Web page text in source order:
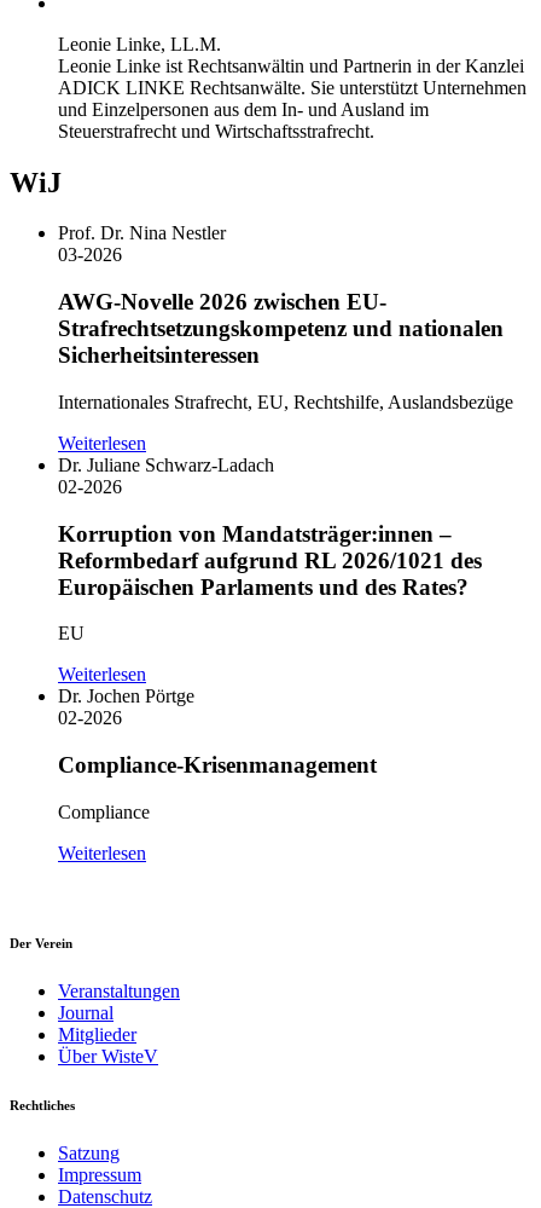
Leonie Linke, LL.M.
Leonie Linke ist Rechtsanwältin und Partnerin in der Kanzlei
ADICK LINKE Rechtsanwälte. Sie unterstützt Unternehmen
und Einzelpersonen aus dem In- und Ausland im
Steuerstrafrecht und Wirtschaftsstrafrecht.
WiJ
Prof. Dr. Nina Nestler
03-2026
AWG-Novelle 2026 zwischen EU-
Strafrechtsetzungskompetenz und nationalen
Sicherheitsinteressen
Internationales Strafrecht, EU, Rechtshilfe, Auslandsbezüge
Weiterlesen
Dr. Juliane Schwarz-Ladach
02-2026
Korruption von Mandatsträger:innen –
Reformbedarf aufgrund RL 2026/1021 des
Europäischen Parlaments und des Rates?
EU
Weiterlesen
Dr. Jochen Pörtge
02-2026
Compliance-Krisenmanagement
Compliance
Weiterlesen
Der Verein
Veranstaltungen
Journal
Mitglieder
Über WisteV
Rechtliches
Satzung
Impressum
Datenschutz